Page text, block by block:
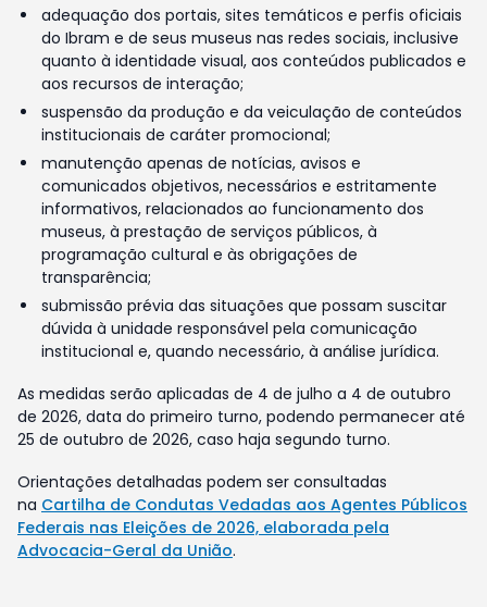
adequação dos portais, sites temáticos e perfis oficiais
do Ibram e de seus museus nas redes sociais, inclusive
quanto à identidade visual, aos conteúdos publicados e
aos recursos de interação;
suspensão da produção e da veiculação de conteúdos
institucionais de caráter promocional;
manutenção apenas de notícias, avisos e
comunicados objetivos, necessários e estritamente
informativos, relacionados ao funcionamento dos
museus, à prestação de serviços públicos, à
programação cultural e às obrigações de
transparência;
submissão prévia das situações que possam suscitar
dúvida à unidade responsável pela comunicação
institucional e, quando necessário, à análise jurídica.
As medidas serão aplicadas de 4 de julho a 4 de outubro
de 2026, data do primeiro turno, podendo permanecer até
25 de outubro de 2026, caso haja segundo turno.
Orientações detalhadas podem ser consultadas
na Cartilha de Condutas Vedadas aos Agentes Públicos
Federais nas Eleições de 2026, elaborada pela
Advocacia-Geral da União.